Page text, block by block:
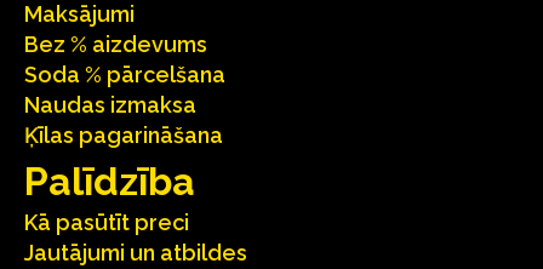
Maksājumi
Bez % aizdevums
Soda % pārcelšana
Naudas izmaksa
Ķīlas pagarināšana
Palīdzība
Kā pasūtīt preci
Jautājumi un atbildes